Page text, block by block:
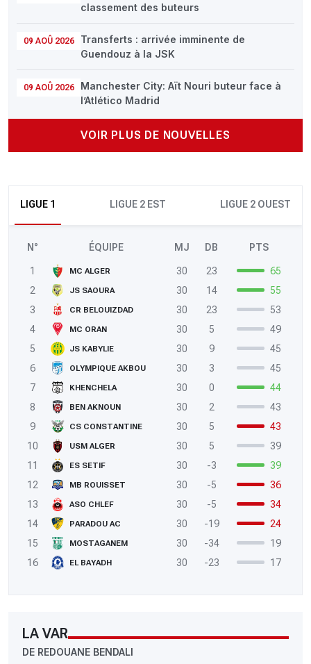
classement des buteurs
09 AOÛ 2026
Transferts : arrivée imminente de
Guendouz à la JSK
09 AOÛ 2026
Manchester City: Aït Nouri buteur face à
l’Atlético Madrid
VOIR PLUS DE NOUVELLES
LIGUE 1 LIGUE 2 EST LIGUE 2 OUEST
N° ÉQUIPE MJ DB PTS
1 MC ALGER 30 23
65
2
JS SAOURA 30 14
55
3
CR BELOUIZDAD 30 23
53
4
MC ORAN 30 5
49
5
JS KABYLIE 30 9
45
6
OLYMPIQUE AKBOU 30 3
45
7
KHENCHELA 30 0
44
8
BEN AKNOUN 30 2
43
9
CS CONSTANTINE 30 5
43
10
USM ALGER 30 5
39
11
ES SETIF 30 -3
39
12
MB ROUISSET 30 -5
36
13
ASO CHLEF 30 -5
34
14
PARADOU AC 30 -19
24
15
MOSTAGANEM 30 -34
19
16
EL BAYADH 30 -23 17
LA VAR
DE REDOUANE BENDALI